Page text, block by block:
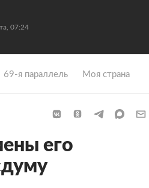
07:24
69-я параллель Моя страна
его